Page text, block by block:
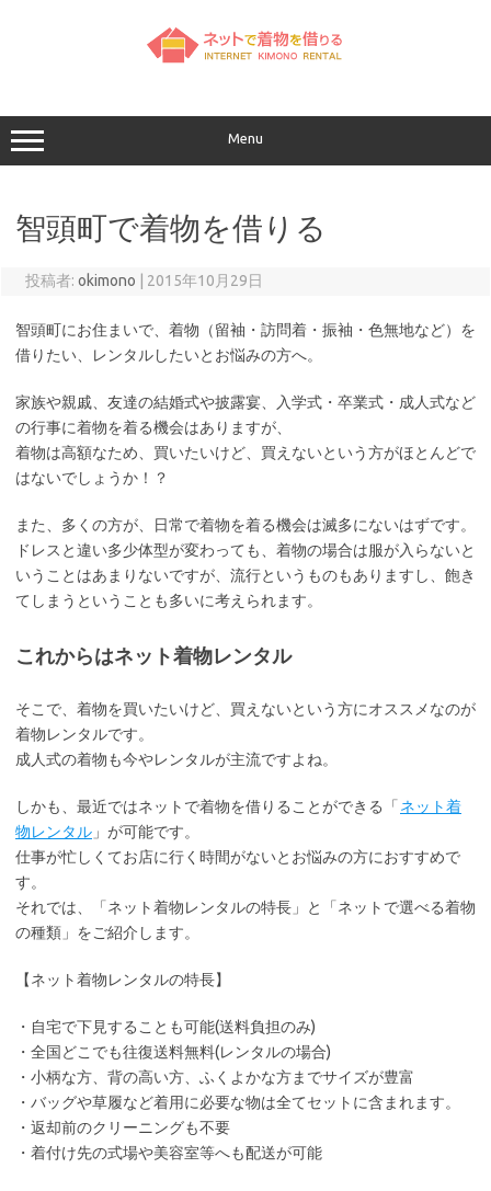
キ
ッ
プ
Menu
智頭町で着物を借りる
投稿者: okimono 2015年10月29日
智頭町にお住まいで、着物（留袖・訪問着・振袖・色無地など）を
借りたい、レンタルしたいとお悩みの方へ。
家族や親戚、友達の結婚式や披露宴、入学式・卒業式・成人式など
の行事に着物を着る機会はありますが、
着物は高額なため、買いたいけど、買えないという方がほとんどで
はないでしょうか！？
また、多くの方が、日常で着物を着る機会は滅多にないはずです。
ドレスと違い多少体型が変わっても、着物の場合は服が入らないと
いうことはあまりないですが、流行というものもありますし、飽き
てしまうということも多いに考えられます。
これからはネット着物レンタル
そこで、着物を買いたいけど、買えないという方にオススメなのが
着物レンタルです。
成人式の着物も今やレンタルが主流ですよね。
しかも、最近ではネットで着物を借りることができる「 ネット着
物レンタル 」が可能です。
仕事が忙しくてお店に行く時間がないとお悩みの方におすすめで
す。
それでは、「ネット着物レンタルの特長」と「ネットで選べる着物
の種類」をご紹介します。
【ネット着物レンタルの特長】
・ 自宅で下見することも可能(送料負担のみ)
・全国どこでも往復送料無料(レンタルの場合)
・小柄な方、背の高い方、ふくよかな方までサイズが豊富
・バッグや草履など着用に必要な物は全てセット に含まれます。
・返却前のクリーニングも不要
・着付け先の式場や美容室等へも配送が可能